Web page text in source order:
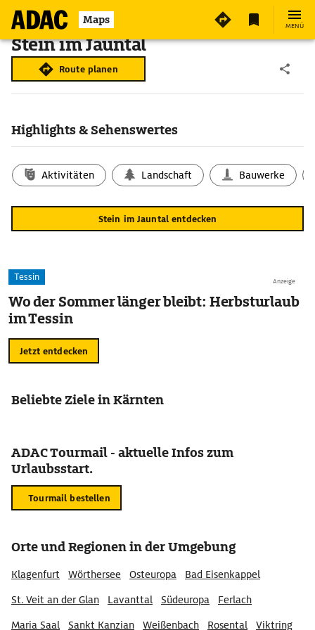
Maps MENÜ
Stein im Jauntal
Route planen
Highlights & Sehenswertes
Aktivitäten Landschaft Bauwerke
Stein im Jauntal entdecken
Anzeige
Tessin
Wo der Sommer länger bleibt: Herbsturlaub
im Tessin
Jetzt entdecken
Beliebte Ziele in Kärnten
ADAC Tourmail - aktuelle Infos zum
Urlaubsstart.
Tourmail bestellen
Orte und Regionen in der Umgebung
Klagenfurt Wörthersee Osteuropa
Bad Eisenkappel
St. Veit an der Glan
Lavanttal Südeuropa
Ferlach
Maria Saal
Sankt Kanzian Weißenbach Rosental Viktring